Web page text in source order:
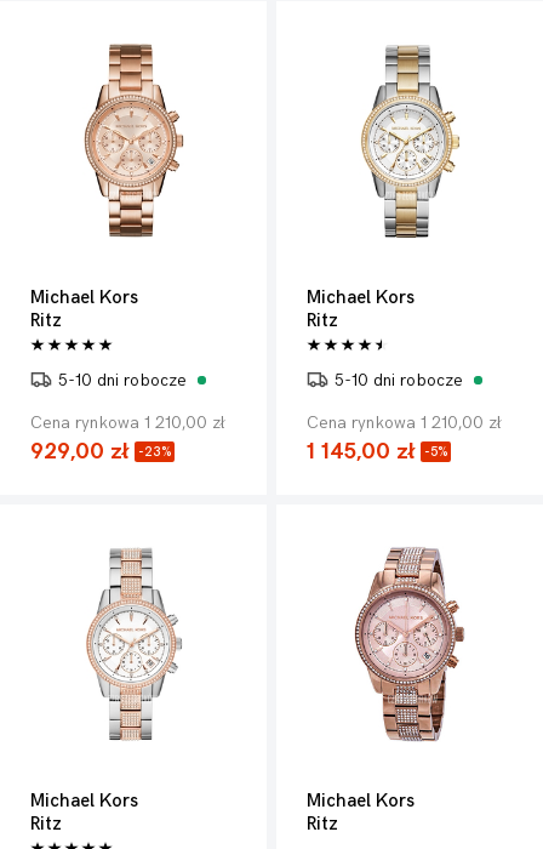
Michael Kors
Ritz
5-10 dni robocze
Cena rynkowa 1 210,00 zł
929,00 zł -23%
Michael Kors
Ritz
5-10 dni robocze
Cena rynkowa 1 210,00 zł
1 145,00 zł -5%
Michael Kors
Ritz
Michael Kors
Ritz